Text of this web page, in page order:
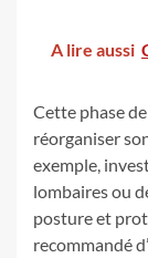
A lire aussi
Cette phase
réorganiser
exemple,
lombaires ou
posture et
recommandé